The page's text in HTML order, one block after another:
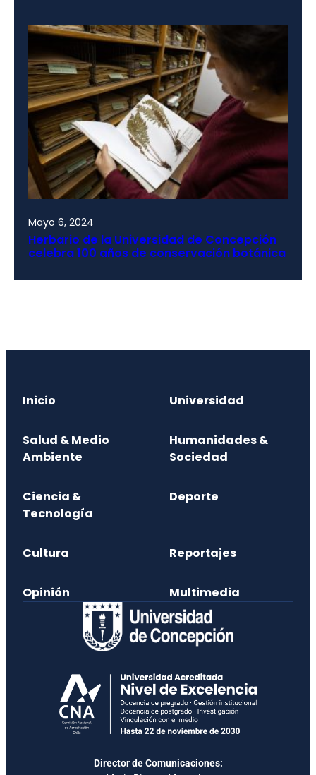
Mayo 6, 2024
Herbario de la Universidad de Concepción
celebra 100 años de conservación botánica
Inicio Universidad
Salud & Medio
Ambiente
Humanidades &
Sociedad
Ciencia &
Tecnología
Deporte
Cultura Reportajes
Opinión Multimedia
Director de Comunicaciones: